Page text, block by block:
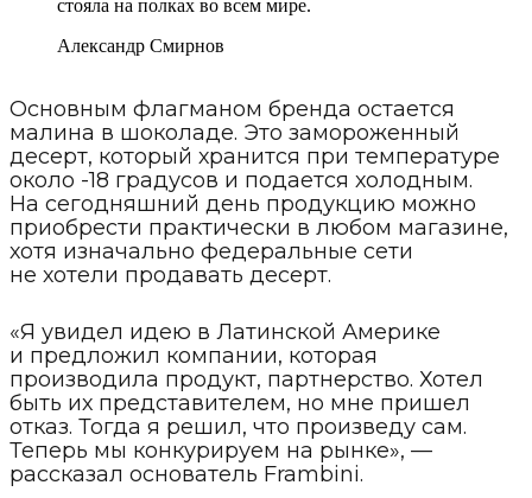
стояла на полках во всем мире.
Александр Смирнов
Основным флагманом бренда остается
малина в шоколаде. Это замороженный
десерт, который хранится при температуре
около -18 градусов и подается холодным.
На сегодняшний день продукцию можно
приобрести практически в любом магазине,
хотя изначально федеральные сети
не хотели продавать десерт.
«Я увидел идею в Латинской Америке
и предложил компании, которая
производила продукт, партнерство. Хотел
быть их представителем, но мне пришел
отказ. Тогда я решил, что произведу сам.
Теперь мы конкурируем на рынке», —
рассказал основатель Frambini.